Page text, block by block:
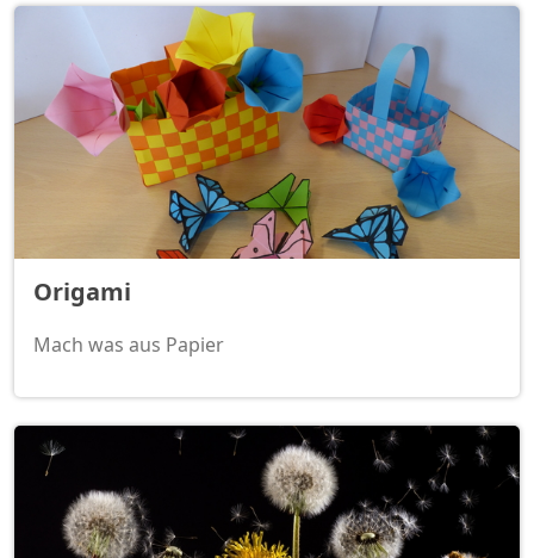
Origami
Mach was aus Papier